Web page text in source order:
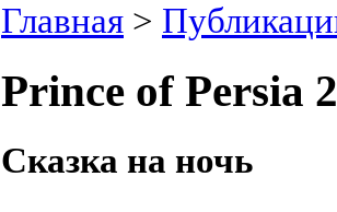
Главная >
Prince of Persia
Сказка на ночь